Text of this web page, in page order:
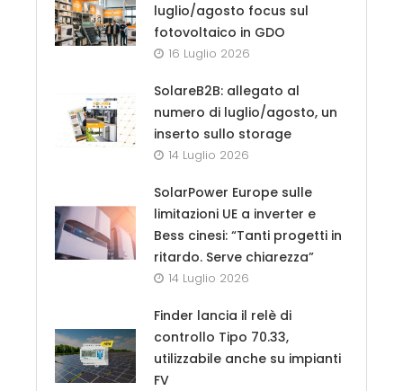
luglio/agosto focus sul
fotovoltaico in GDO
16 Luglio 2026
SolareB2B: allegato al
numero di luglio/agosto, un
inserto sullo storage
14 Luglio 2026
SolarPower Europe sulle
limitazioni UE a inverter e
Bess cinesi: “Tanti progetti in
ritardo. Serve chiarezza”
14 Luglio 2026
Finder lancia il relè di
controllo Tipo 70.33,
utilizzabile anche su impianti
FV